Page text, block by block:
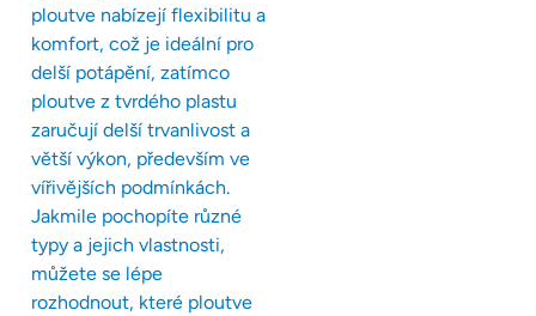
ploutve nabízejí flexibilitu a
komfort, což je ideální pro
delší potápění, zatímco
ploutve z tvrdého plastu
zaručují delší trvanlivost a
větší výkon, především ve
vířivějších podmínkách.
Jakmile pochopíte různé
typy a jejich vlastnosti,
můžete se lépe
rozhodnout, které ploutve